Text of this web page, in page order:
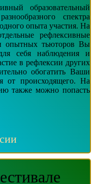
образовательный
спектра
опыта участия. На
рефлексивные
опытных тьюторов Вы
себя наблюдения и
в рефлексии других
обогатить Ваши
от происходящего. На
также можно попасть